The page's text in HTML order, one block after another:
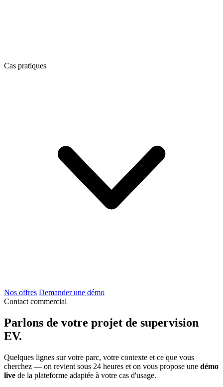
Cas pratiques
Nos offres Demander une démo
Contact commercial
Parlons de votre projet de supervision
EV.
Quelques lignes sur votre parc, votre contexte et ce que vous
cherchez — on revient sous 24 heures et on vous propose une démo
live de la plateforme adaptée à votre cas d'usage.